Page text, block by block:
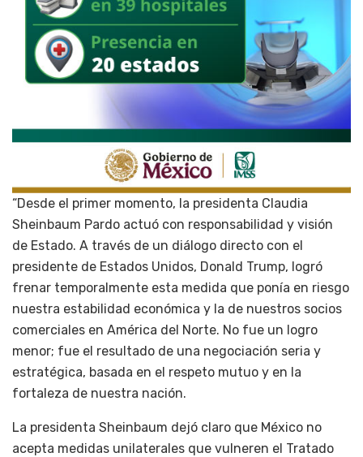
“Desde el primer momento, la presidenta Claudia
Sheinbaum Pardo actuó con responsabilidad y visión
de Estado. A través de un diálogo directo con el
presidente de Estados Unidos, Donald Trump, logró
frenar temporalmente esta medida que ponía en riesgo
nuestra estabilidad económica y la de nuestros socios
comerciales en América del Norte. No fue un logro
menor; fue el resultado de una negociación seria y
estratégica, basada en el respeto mutuo y en la
fortaleza de nuestra nación.
La presidenta Sheinbaum dejó claro que México no
acepta medidas unilaterales que vulneren el Tratado